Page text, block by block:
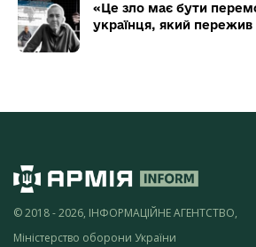
«Це зло має бути
українця, який пережив
© 2018 - 2026, ІНФОРМАЦІЙНЕ АГЕНТСТВО,
Міністерство оборони України